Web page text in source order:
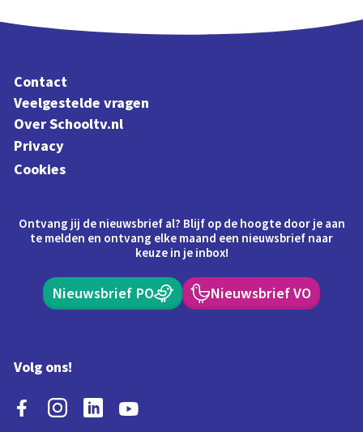
Contact
Veelgestelde vragen
Over Schooltv.nl
Privacy
Cookies
Ontvang jij de nieuwsbrief al? Blijf op de hoogte door je aan
te melden en ontvang elke maand een nieuwsbrief naar
keuze in je inbox!
Nieuwsbrief PO Nieuwsbrief VO
Volg ons!